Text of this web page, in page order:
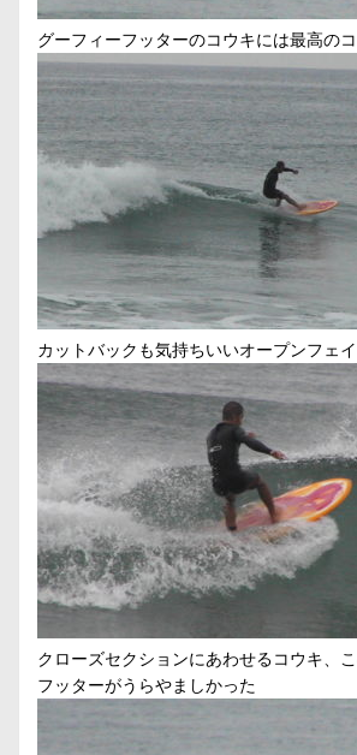
グーフィーフッターのコウキには最高の
カットバックも気持ちいいオープンフェ
クローズセクションにあわせるコウキ、
フッターがうらやましかった